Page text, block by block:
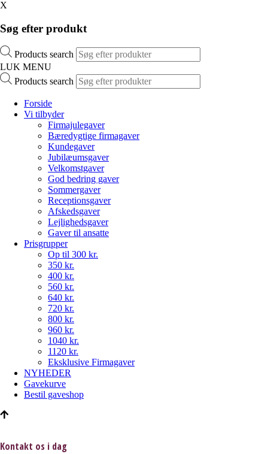
X
Søg efter produkt
Products search
LUK MENU
Products search
Forside
Vi tilbyder
Firmajulegaver
Bæredygtige firmagaver
Kundegaver
Jubilæumsgaver
Velkomstgaver
God bedring gaver
Sommergaver
Receptionsgaver
Afskedsgaver
Lejlighedsgaver
Gaver til ansatte
Prisgrupper
Op til 300 kr.
350 kr.
400 kr.
560 kr.
640 kr.
720 kr.
800 kr.
960 kr.
1040 kr.
1120 kr.
Eksklusive Firmagaver
NYHEDER
Gavekurve
Bestil gaveshop
Kontakt os i dag